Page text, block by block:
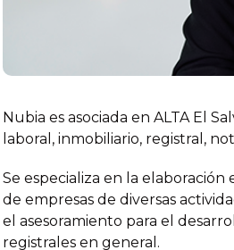
Nubia es asociada en ALTA El
laboral, inmobiliario, registral,
Se especializa en la
de empresas de diversas
el asesoramiento para el
registrales en general.